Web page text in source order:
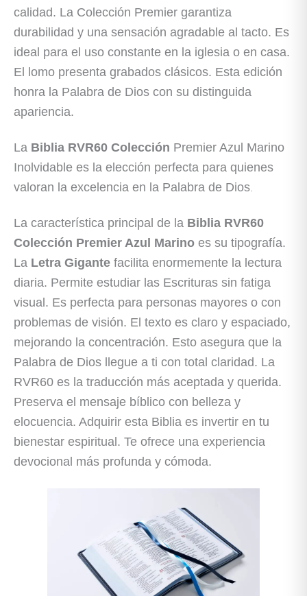
calidad. La Colección Premier garantiza
durabilidad y una sensación agradable al tacto. Es
ideal para el uso constante en la iglesia o en casa.
El lomo presenta grabados clásicos. Esta edición
honra la Palabra de Dios con su distinguida
apariencia.
La Biblia RVR60 Colección Premier Azul Marino
Inolvidable es la elección perfecta para quienes
valoran la excelencia en la Palabra de Dios
La característica principal de la Biblia RVR60
Colección Premier Azul Marino es su tipografía.
La Letra Gigante facilita enormemente la lectura
diaria. Permite estudiar las Escrituras sin fatiga
visual. Es perfecta para personas mayores o con
problemas de visión. El texto es claro y espaciado,
mejorando la concentración. Esto asegura que la
Palabra de Dios llegue a ti con total claridad. La
RVR60 es la traducción más aceptada y querida.
Preserva el mensaje bíblico con belleza y
elocuencia. Adquirir esta Biblia es invertir en tu
bienestar espiritual. Te ofrece una experiencia
devocional más profunda y cómoda.